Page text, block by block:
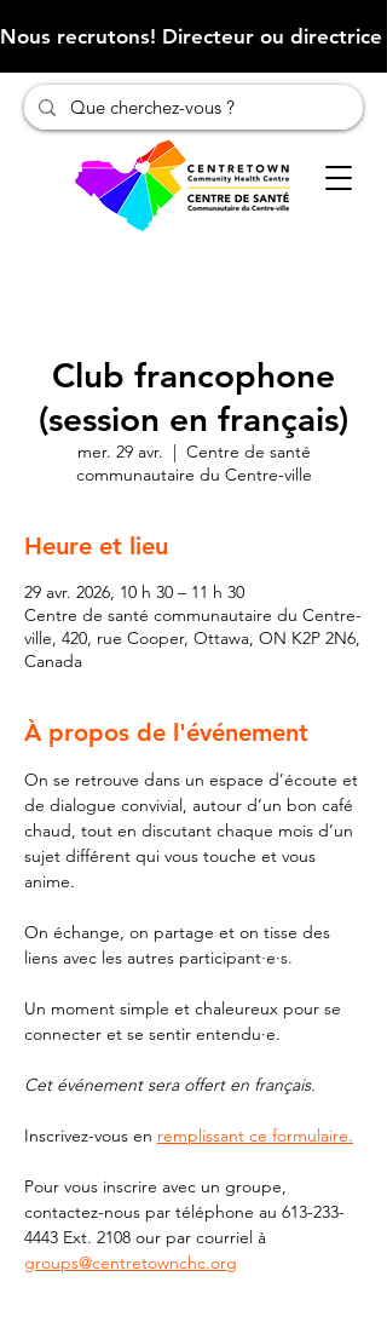
Nous recrutons! Directeur ou
Club francophone
(session en français)
mer. 29 avr.
  |
Centre de santé
communautaire du Centre-ville
Heure et lieu
29 avr. 2026, 10 h 30 – 11 h 30
Centre de santé communautaire du Centre-
ville, 420, rue Cooper, Ottawa, ON K2P 2N6,
Canada
À propos de l'événement
On se retrouve dans un espace d’écoute et
de dialogue convivial, autour d’un bon café
chaud, tout en discutant chaque mois d’un
sujet différent qui vous touche et vous
anime.
On échange, on partage et on tisse des
liens avec les autres participant·e·s.
Un moment simple et chaleureux pour se
connecter et se sentir entendu·e.
Cet événement sera offert en français.
Inscrivez-vous en remplissant ce formulaire.
Pour vous inscrire avec un groupe,
contactez-nous par téléphone au 613-233-
4443 Ext. 2108 our par courriel à
groups@centretownchc.org